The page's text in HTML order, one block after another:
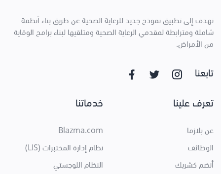
نهدف إلى تطبيق نموذج جديد للرعاية الصحية عن طريق بناء أنظمة
شاملة ومترابطة لمقدمي الرعاية الصحية ومتلقيها لبناء برامج الوقاية
من الأمراض.
تابعنا
تعرف علينا
عن بلازما
الوظائف
أنضم كشريك
خدماتنا
Blazma.com
نظام إدارة المختبرات (LIS)
النظام اللوجستي